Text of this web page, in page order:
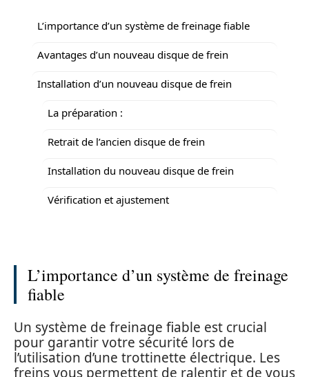
L’importance d’un système de freinage fiable
Avantages d’un nouveau disque de frein
Installation d’un nouveau disque de frein
La préparation :
Retrait de l’ancien disque de frein
Installation du nouveau disque de frein
Vérification et ajustement
L’importance d’un système de freinage
fiable
Un système de freinage fiable est crucial
pour garantir votre sécurité lors de
l’utilisation d’une trottinette électrique. Les
freins vous permettent de ralentir et de vous